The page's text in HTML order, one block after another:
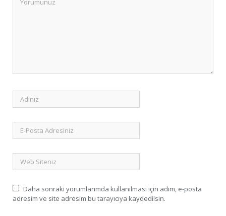
Daha sonraki yorumlarımda kullanılması için adım, e-posta
adresim ve site adresim bu tarayıcıya kaydedilsin.